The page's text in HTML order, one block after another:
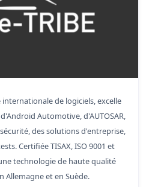
internationale de logiciels, excelle
Automotive, d'AUTOSAR,
des solutions d'entreprise,
Certifiée TISAX, ISO 9001 et
technologie de haute qualité
Allemagne et en Suède.